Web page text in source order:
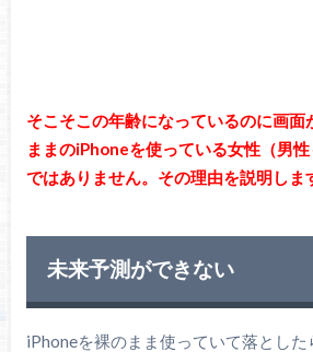
そこそこの年齢になっているのに画面
ままのiPhoneを使っている女性（男
ではありません。その理由を説明しま
未来予測ができない
iPhoneを裸のまま使っていて落とした